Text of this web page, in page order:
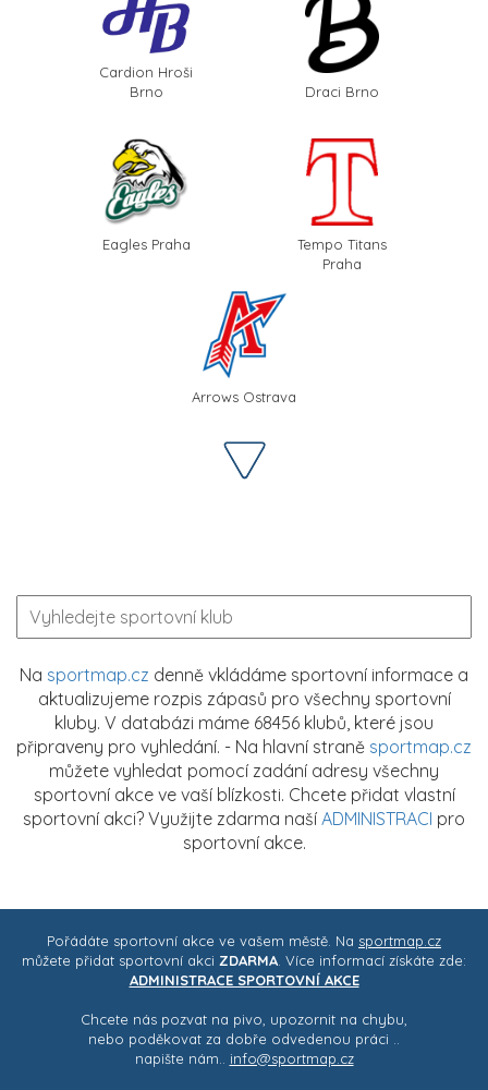
Cardion Hroši
Brno
Draci Brno
Eagles Praha
Tempo Titans
Praha
Arrows Ostrava
Na sportmap.cz denně vkládáme sportovní informace a
aktualizujeme rozpis zápasů pro všechny sportovní
kluby. V databázi máme 68456 klubů, které jsou
připraveny pro vyhledání. - Na hlavní straně sportmap.cz
můžete vyhledat pomocí zadání adresy všechny
sportovní akce ve vaší blízkosti. Chcete přidat vlastní
sportovní akci? Využijte zdarma naší ADMINISTRACI pro
sportovní akce.
Pořádáte sportovní akce ve vašem městě. Na sportmap.cz
můžete přidat sportovní akci ZDARMA . Více informací získáte zde:
ADMINISTRACE SPORTOVNÍ AKCE
Chcete nás pozvat na pivo, upozornit na chybu,
nebo poděkovat za dobře odvedenou práci ..
napište nám.. info@sportmap.cz